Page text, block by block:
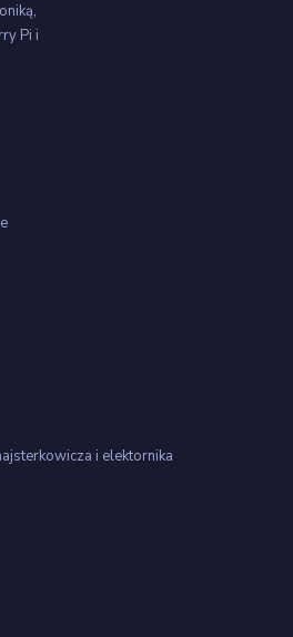
Pi i
i elektornika